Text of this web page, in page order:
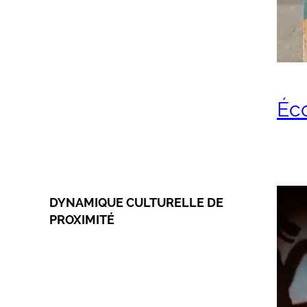
DYNAMIQUE CULTURELLE DE
PROXIMITÉ